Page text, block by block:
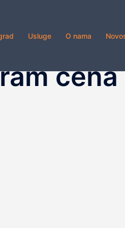
Usluge O nama
cena